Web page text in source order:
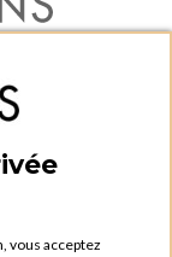
vous acceptez